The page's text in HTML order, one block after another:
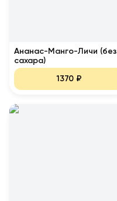
Ананас-Манго-Личи (без
сахара)
1370₽